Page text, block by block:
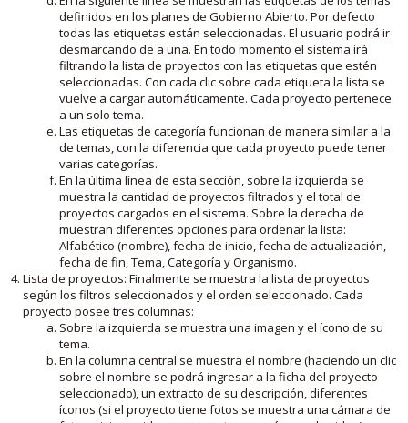
definidos en los planes de Gobierno Abierto. Por defecto
todas las etiquetas están seleccionadas. El usuario podrá ir
desmarcando de a una. En todo momento el sistema irá
filtrando la lista de proyectos con las etiquetas que estén
seleccionadas. Con cada clic sobre cada etiqueta la lista se
vuelve a cargar automáticamente. Cada proyecto pertenece
a un solo tema.
Las etiquetas de categoría funcionan de manera similar a la
de temas, con la diferencia que cada proyecto puede tener
varias categorías.
En la última línea de esta sección, sobre la izquierda se
muestra la cantidad de proyectos filtrados y el total de
proyectos cargados en el sistema. Sobre la derecha de
muestran diferentes opciones para ordenar la lista:
Alfabético (nombre), fecha de inicio, fecha de actualización,
fecha de fin, Tema, Categoría y Organismo.
Lista de proyectos: Finalmente se muestra la lista de proyectos
según los filtros seleccionados y el orden seleccionado. Cada
proyecto posee tres columnas:
Sobre la izquierda se muestra una imagen y el ícono de su
tema.
En la columna central se muestra el nombre (haciendo un clic
sobre el nombre se podrá ingresar a la ficha del proyecto
seleccionado), un extracto de su descripción, diferentes
íconos (si el proyecto tiene fotos se muestra una cámara de